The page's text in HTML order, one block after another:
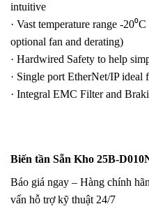
intuitive
· Vast temperature range -
optional fan and derating)
· Hardwired Safety to help
· Single port EtherNet/IP ideal
· Integral EMC Filter and
Biến tần Sẵn Kho 25B-
Báo giá ngay – Hàng chính
vấn hỗ trợ kỹ thuật 24/7